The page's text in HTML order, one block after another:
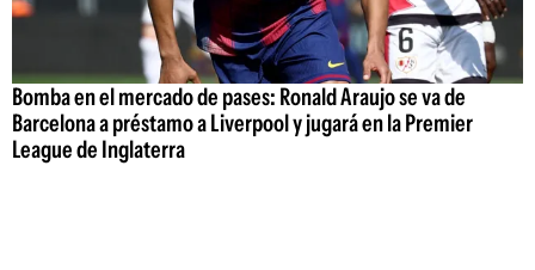
Bomba en el mercado de pases: Ronald Araujo se va de
Barcelona a préstamo a Liverpool y jugará en la Premier
League de Inglaterra